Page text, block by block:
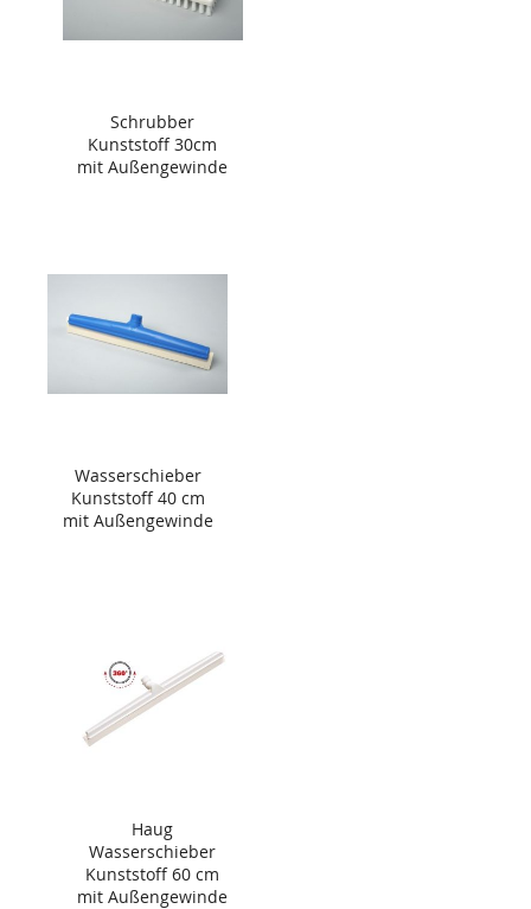
Schrubber
Kunststoff 30cm
mit Außengewinde
Wasserschieber
Kunststoff 40 cm
mit Außengewinde
Haug
Wasserschieber
Kunststoff 60 cm
mit Außengewinde